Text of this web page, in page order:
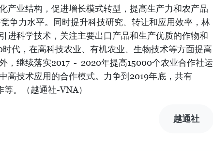
产业结构，促进增长模式转型，提高生产力和农产品
争力水平。同时提升科技研究、转让和应用效率，林
进科学技术，关注主要出口产品和生产优质的作物和
代，在高科技农业、有机农业、生物技术等方面提高
，继续落实2017 - 2020年提高15000个农业合作社运
高技术应用的合作模式。力争到2019年底，共有
。（越通社-VNA）
越通社